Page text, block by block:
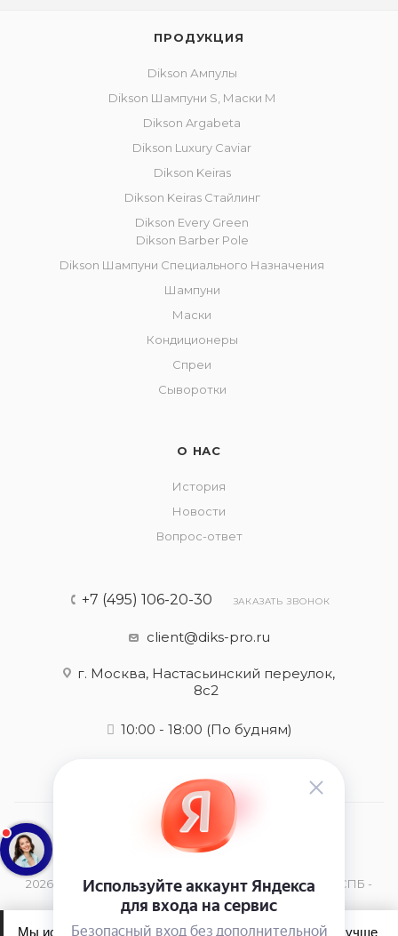
ПРОДУКЦИЯ
Dikson Ампулы
Dikson Шампуни S, Маски M
Dikson Argabeta
Dikson Luxury Caviar
Dikson Keiras
Dikson Keiras Стайлинг
Dikson Every Green
Dikson Barber Pole
Dikson Шампуни Специального Назначения
Шампуни
Маски
Кондиционеры
Спреи
Сыворотки
О НАС
История
Новости
Вопрос-ответ
+7 (495) 106-20-30 ЗАКАЗАТЬ ЗВОНОК
client@diks-pro.ru
г. Москва, Настасьинский переулок,
8с2
10:00 - 18:00 (По будням)
2026 © Оригинальная косметика Dikson в Москве и СПБ -
купить в интернет-магазине
Мы используем файлы cookie, чтобы сайт работал лучше